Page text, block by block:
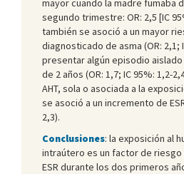
segundo trimestre: OR: 2,5 [IC
también se asoció a un mayor
diagnosticado de asma (OR: 2,1;
presentar algún episodio
de 2 años (OR: 1,7; IC 95%: 1,2-
AHT, sola o asociada a la
se asoció a un incremento de
2,3).
Conclusiones: la exposición al
intraútero es un factor de
ESR durante los dos primeros